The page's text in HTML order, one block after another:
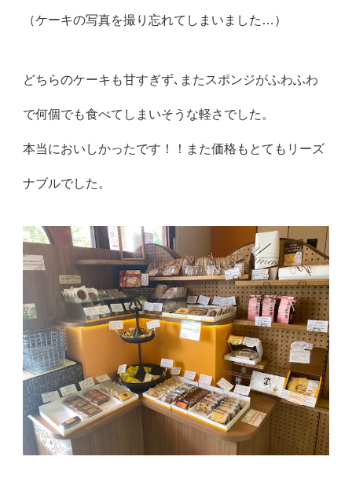
（ケーキの写真を撮り忘れてしまいました…）
どちらのケーキも甘すぎず､またスポンジがふわふわ
で何個でも食べてしまいそうな軽さでした。
本当においしかったです！！また価格もとてもリーズ
ナブルでした。